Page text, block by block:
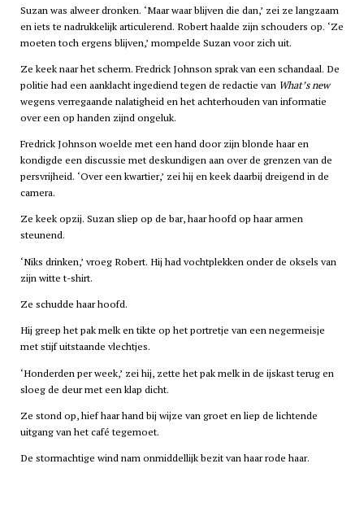
Suzan was alweer dronken. ‘Maar waar blijven die dan,’ zei ze langzaam
en iets te nadrukkelijk articulerend. Robert haalde zijn schouders op. ‘Ze
moeten toch ergens blijven,’ mompelde Suzan voor zich uit.
Ze keek naar het scherm. Fredrick Johnson sprak van een schandaal. De
politie had een aanklacht ingediend tegen de redactie van What’s new
wegens verregaande nalatigheid en het achterhouden van informatie
over een op handen zijnd ongeluk.
Fredrick Johnson woelde met een hand door zijn blonde haar en
kondigde een discussie met deskundigen aan over de grenzen van de
persvrijheid. ‘Over een kwartier,’ zei hij en keek daarbij dreigend in de
camera.
Ze keek opzij. Suzan sliep op de bar, haar hoofd op haar armen
steunend.
‘Niks drinken,’ vroeg Robert. Hij had vochtplekken onder de oksels van
zijn witte t-shirt.
Ze schudde haar hoofd.
Hij greep het pak melk en tikte op het portretje van een negermeisje
met stijf uitstaande vlechtjes.
‘Honderden per week,’ zei hij, zette het pak melk in de ijskast terug en
sloeg de deur met een klap dicht.
Ze stond op, hief haar hand bij wijze van groet en liep de lichtende
uitgang van het café tegemoet.
De stormachtige wind nam onmiddellijk bezit van haar rode haar.